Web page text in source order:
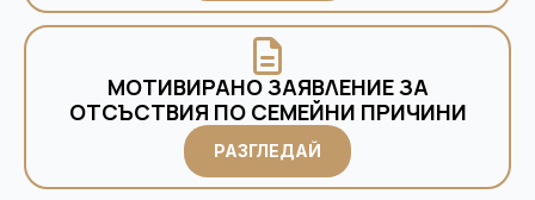
МОТИВИРАНО ЗАЯВЛЕНИЕ ЗА
ОТСЪСТВИЯ ПО СЕМЕЙНИ ПРИЧИНИ
РАЗГЛЕДАЙ